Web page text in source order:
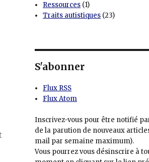
Ressources (1)
Traits autistiques (23)
S'abonner
Flux RSS
Flux Atom
Inscrivez-vous pour être notifié
de la parution de nouveaux
mail par semaine maximum).
Vous pourrez vous désinscrire à